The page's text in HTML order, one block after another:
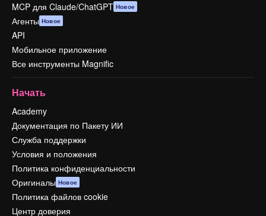
MCP для Claude/ChatGPT Новое
Агенты Новое
API
Мобильное приложение
Все инструменты Magnific
Начать
Academy
Документация по Пакету ИИ
Служба поддержки
Условия и положения
Политика конфиденциальности
Оригиналы Новое
Политика файлов cookie
Центр доверия